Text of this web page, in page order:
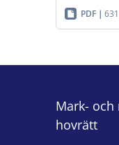
PDF
Mark-
hovrätt